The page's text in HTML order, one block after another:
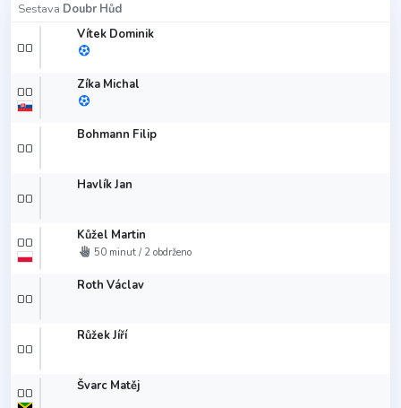
Sestava Doubr Hůd
00
Vítek Dominik
00 Zíka Michal
00
Bohmann Filip
00
Havlík Jan
00 Kůžel Martin
50 minut / 2 obdrženo
00
Roth Václav
00
Růžek Jíří
00 Švarc Matěj